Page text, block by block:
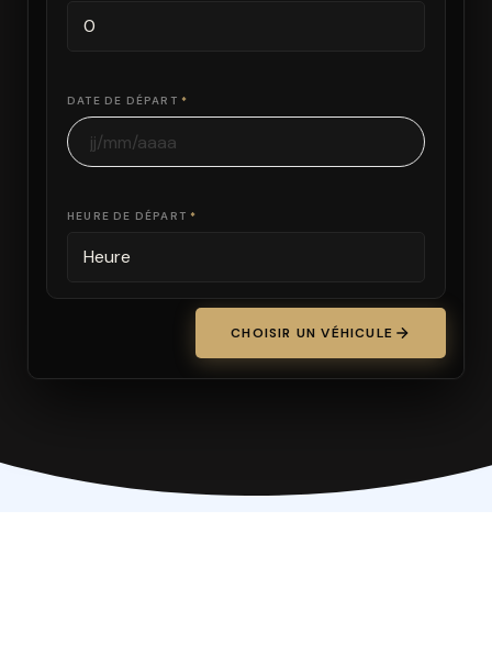
DATE DE DÉPART *
HEURE DE DÉPART *
CHOISIR UN VÉHICULE